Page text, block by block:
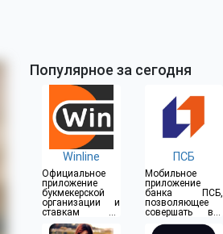
Популярное за сегодня
Winline
Официальное
приложение
букмекерской
организации и
ставкам на
спорт
ПСБ
Мобильное
приложение
банка ПСБ,
позволяющее
совершать все
операции прямо